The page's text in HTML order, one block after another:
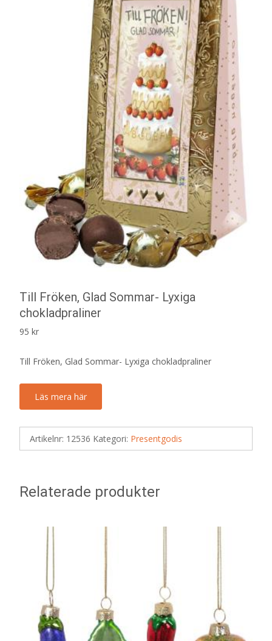
Till Fröken, Glad Sommar- Lyxiga
chokladpraliner
95 kr
Till Fröken, Glad Sommar- Lyxiga chokladpraliner
Läs mera här
Artikelnr: 12536 Kategori: Presentgodis
Relaterade produkter